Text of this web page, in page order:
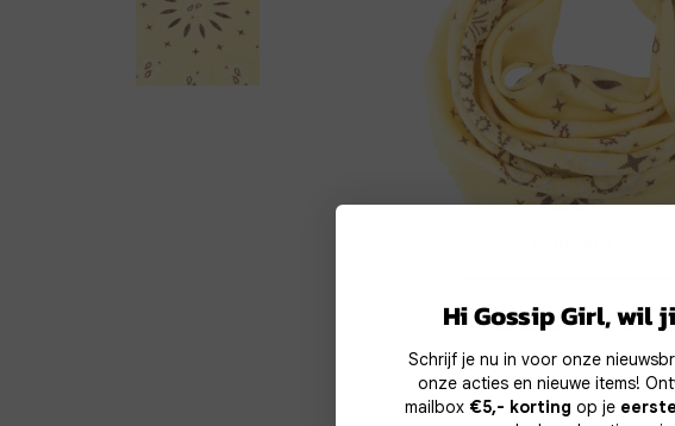
cookies
Cookies
Wij gebruiken
te verbeteren. Met
Hi Gossip Girl, wil
Schrijf je nu in voor onze
onze acties en nieuwe items!
mailbox €5,- korting op je eerste